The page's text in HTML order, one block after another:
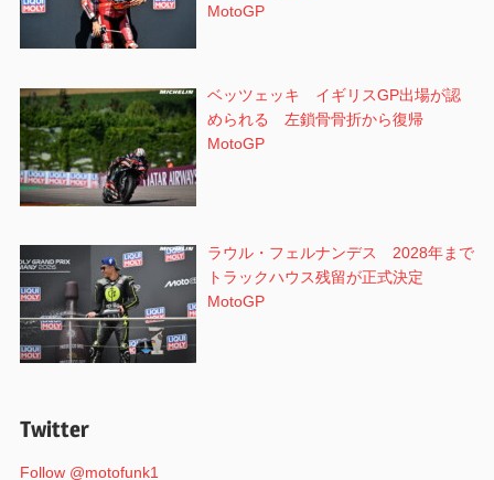
MotoGP
ベッツェッキ イギリスGP出場が認
められる 左鎖骨骨折から復帰
MotoGP
ラウル・フェルナンデス 2028年まで
トラックハウス残留が正式決定
MotoGP
Twitter
Follow @motofunk1